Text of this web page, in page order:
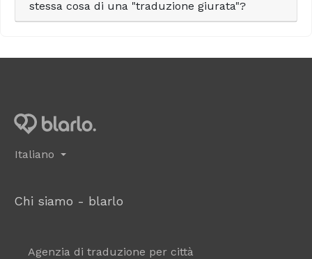
stessa cosa di una "traduzione giurata"?
Italiano
Chi siamo - blarlo
Agenzia di traduzione per città